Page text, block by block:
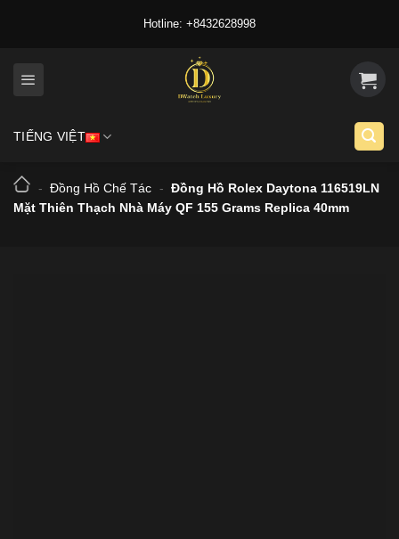
Hotline: +8432628998
TIẾNG VIỆT
- Đồng Hồ Chế Tác - Đồng Hồ Rolex Daytona 116519LN
Mặt Thiên Thạch Nhà Máy QF 155 Grams Replica 40mm